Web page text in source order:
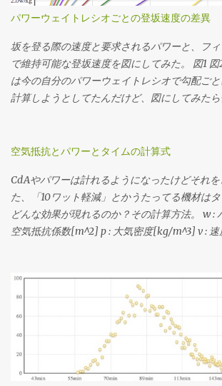
しいのでたぶん50x22T(2.272)だと思う。 勾配
いるコースであれば 想定パワーまたは想定タ
内サイクリング でシミュレーションして速度
ュレーションした速度の分布を元に使用する
てかんじで決めてます。勾配のデータがない
Garmin Connectその他諸々から粗くてもいい
直指定してヒストグラム書いてる。 3番目の速
斜面 or 下りの速度) 中央値(滞在時間がもっと
見たうえで、普段山を登るときの平均的なケ
ア比と速度に当てはめたうえで、手持ちのス
るものを選定する流れです。 速度分布の最小
原とか。あと鳥海山の1stステージ個人TTみた
させたくない場合はフロント50Tのままで収ま
だり。 ギア比とケイデンスから速度を求める場...
パワーウェイトレシオごとの登坂速度の差異
坂を登る際の速度と要求されるパワーと、フ
で維持可能な登坂速度を図にしてみた。 図1
は今の自分のパワーウェイトレシオで勾配ご
計算しようとしてたんだけど、図にしてみたら
けの元ネタはAndrew Cogganの Power Profiling
どのその他装備が2kgと、僕の装備で計算して
はグラフを画像として表示していますが、グラ
で書いていてインタラクティブに値を見るこ
要に応じて下記のソースコードを弄ってみるこ
ワーは総重量から計算してます。ちなみにライ
と大きいと機材重量の影響が小さくなり、ライ
イトレシオが同じでも少し速く走れるようにな
と機材の軽量化はライダーの体重が小さい方が
とめたエントリは こちら 。
空気抵抗とパワーとタイムの計算式
CdAやパワーは計れるようになったけどそれ
た、「10ワット軽減」とかうたってる機材は
どんな効果が現れるのか？その計算方法。 w
空気抵抗係数[m^2] p : 大気密度[kg/m^3] v :
パワーからCdAを求める式(1を変形) CdA =
(0.5・p・v^3) 3. CdAとパワーから終端速度を
式の解の公式でゴニョる) a = 0.5 ・p ・CdA c
w ・-1 v = 1 / (6・a)・((4・(-27・a^2・d + 3・
a^2・d^2 + 4・a・c^3))))^(1/3) + |(4・(-27・
(27・a^2・d^2 + 4・a・c^3))))|^(1/3) ・-1) そ